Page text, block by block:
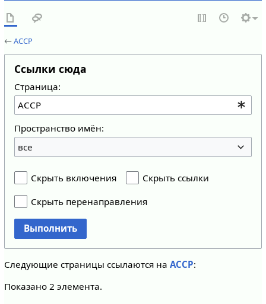
←АССР
Ссылки сюда
Страница:
Пространство имён:
все
Скрыть включения
Скрыть ссылки
Скрыть перенаправления
Выполнить
Следующие страницы ссылаются на АССР:
Показано 2 элемента.